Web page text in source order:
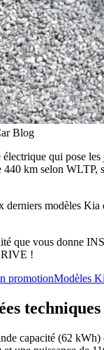
Blog
qui pose
440 km selon
derniers modèles
que vous donne
!
promotionModèles
techniques
capacité (62